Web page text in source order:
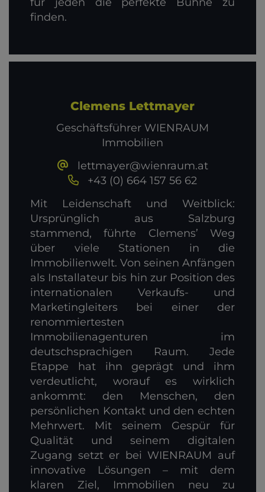
finden.
Clemens Lettmayer
Geschäftsführer WIENRAUM
Immobilien
lettmayer@wienraum.at
+43 (0) 664 157 56 62
Mit Leidenschaft und Weitblick:
Ursprünglich aus Salzburg
stammend, führte Clemens’ Weg
über viele Stationen in die
Immobilienwelt. Von seinen Anfängen
als Installateur bis hin zur Position des
internationalen Verkaufs- und
Marketingleiters bei einer der
renommiertesten
Immobilienagenturen im
deutschsprachigen Raum. Jede
Etappe hat ihn geprägt und ihm
verdeutlicht, worauf es wirklich
ankommt: den Menschen, den
persönlichen Kontakt und den echten
Mehrwert. Mit seinem Gespür für
Qualität und seinem digitalen
Zugang setzt er bei WIENRAUM auf
innovative Lösungen – mit dem
klaren Ziel, Immobilien neu zu